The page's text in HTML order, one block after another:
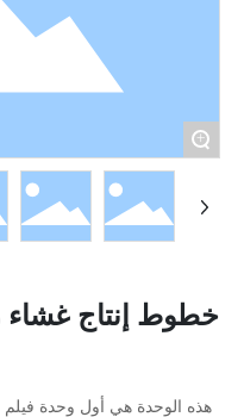
+
خطوط إنتاج غشاء
هذه الوحدة هي أول وحدة فيلم